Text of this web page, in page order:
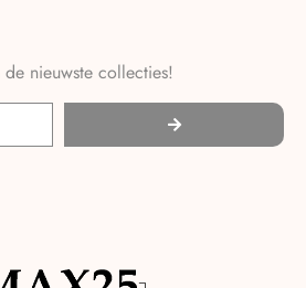
nieuwste collecties!